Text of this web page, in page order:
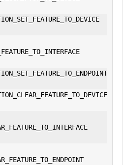
SET_FEATURE
_TO_INTERFACE
SET_FEATURE
CLEAR_FEATURE
_TO_INTERFACE
_TO_ENDPOINT